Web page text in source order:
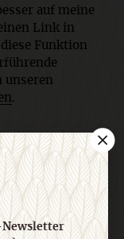
auf meine
Link in
Funktion
unseren
.
Jetzt anmelden
Newsletter